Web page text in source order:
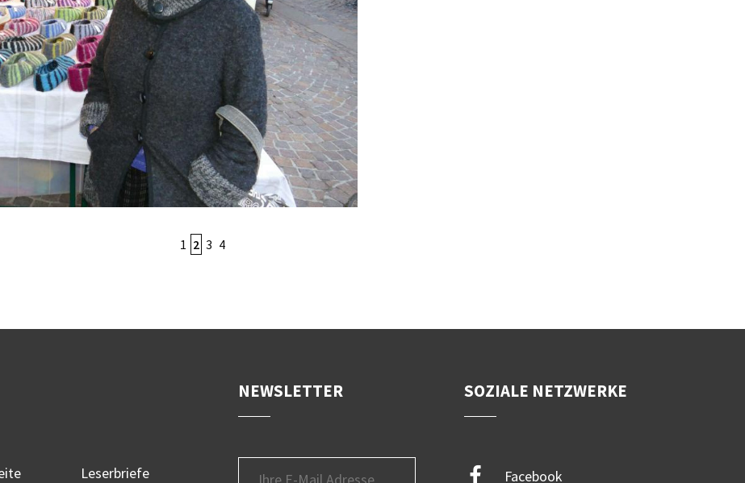
1 2 3 4
Leserbriefe
NEWSLETTER SOZIALE NETZWERKE
Facebook